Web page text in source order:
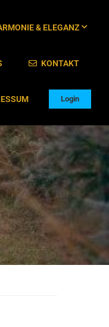
& ELEGANZ
KONTAKT
Login